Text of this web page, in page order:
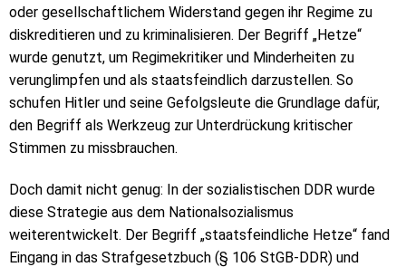
oder gesellschaftlichem Widerstand gegen ihr Regime zu
diskreditieren und zu kriminalisieren. Der Begriff „Hetze“
wurde genutzt, um Regimekritiker und Minderheiten zu
verunglimpfen und als staatsfeindlich darzustellen. So
schufen Hitler und seine Gefolgsleute die Grundlage dafür,
den Begriff als Werkzeug zur Unterdrückung kritischer
Stimmen zu missbrauchen.
Doch damit nicht genug: In der sozialistischen DDR wurde
diese Strategie aus dem Nationalsozialismus
weiterentwickelt. Der Begriff „staatsfeindliche Hetze“ fand
Eingang in das Strafgesetzbuch (§ 106 StGB-DDR) und